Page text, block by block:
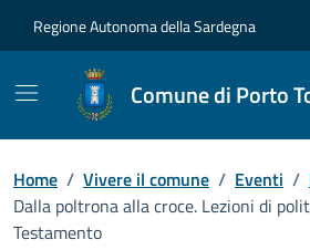
Regione Autonoma della Sardegna
Comune di Porto
Home / Vivere il comune / Eventi /
Dalla poltrona alla croce. Lezioni di
Testamento